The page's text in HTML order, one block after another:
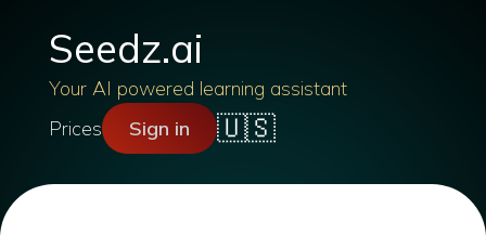
Seedz.ai
Your AI powered learning assistant
Prices
Sign in 🇺🇸